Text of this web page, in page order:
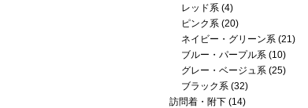
レッド系(4)
ピンク系(20)
ネイビー・グリーン系(21)
ブルー・パープル系(10)
グレー・ベージュ系(25)
ブラック系(32)
訪問着・附下(14)